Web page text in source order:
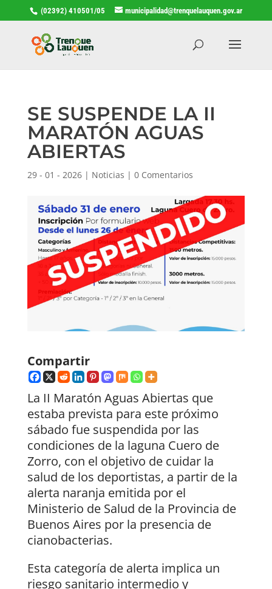
(02392) 410501/05 municipalidad@trenquelauquen.gov.ar
SE SUSPENDE LA II
MARATÓN AGUAS
ABIERTAS
29 - 01 - 2026| Noticias | 0 Comentarios
Compartir
La II Maratón Aguas Abiertas que
estaba prevista para este próximo
sábado fue suspendida por las
condiciones de la laguna Cuero de
Zorro, con el objetivo de cuidar la
salud de los deportistas, a partir de la
alerta naranja emitida por el
Ministerio de Salud de la Provincia de
Buenos Aires por la presencia de
cianobacterias.
Esta categoría de alerta implica un
riesgo sanitario intermedio y